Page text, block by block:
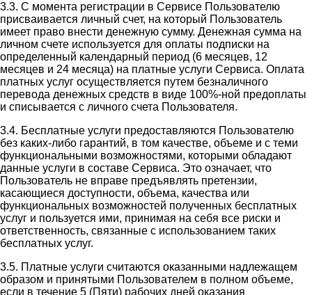
3.3. С момента регистрации в Сервисе Пользователю
присваивается личный счет, на который Пользователь
имеет право внести денежную сумму. Денежная сумма на
личном счете используется для оплаты подписки на
определенный календарный период (6 месяцев, 12
месяцев и 24 месяца) на платные услуги Сервиса. Оплата
платных услуг осуществляется путем безналичного
перевода денежных средств в виде 100%-ной предоплаты
и списывается с личного счета Пользователя.
3.4. Бесплатные услуги предоставляются Пользователю
без каких-либо гарантий, в том качестве, объеме и с теми
функциональными возможностями, которыми обладают
данные услуги в составе Сервиса. Это означает, что
Пользователь не вправе предъявлять претензии,
касающиеся доступности, объема, качества или
функциональных возможностей полученных бесплатных
услуг и пользуется ими, принимая на себя все риски и
ответственность, связанные с использованием таких
бесплатных услуг.
3.5. Платные услуги считаются оказанными надлежащем
образом и принятыми Пользователем в полном объеме,
если в течение 5 (Пяти) рабочих дней оказания